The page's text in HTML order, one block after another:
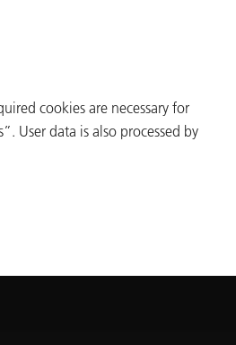
cookies are necessary for
User data is also processed by